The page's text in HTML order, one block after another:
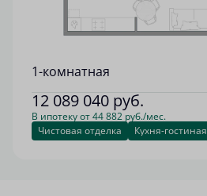
1-комнатная
12 089 040 руб.
В ипотеку от 44 882 руб./мес.
Чистовая отделка
Кухня-гостиная